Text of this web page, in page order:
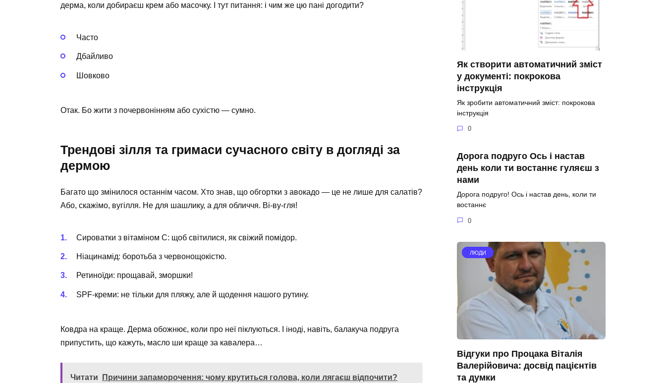
дерма, коли добираєш крем або масочку. І тут питання: і чим же цю пані догодити?
Часто
Дбайливо
Шовково
Отак. Бо жити з почервонінням або сухістю — сумно.
Трендові зілля та гримаси сучасного світу в догляді за
дермою
Багато що змінилося останнім часом. Хто знав, що обгортки з авокадо — це не лише для салатів?
Або, скажімо, вугілля. Не для шашлику, а для обличчя. Ві-ву-гля!
Сироватки з вітаміном C: щоб світилися, як свіжий помідор.
Ніацинамід: боротьба з червонощокістю.
Ретиноїди: прощавай, зморшки!
SPF-креми: не тільки для пляжу, але й щодення нашого рутину.
Ковдра на краще. Дерма обожнює, коли про неї піклуються. І іноді, навіть, балакуча подруга
припустить, що кажуть, масло ши краще за кавалера…
Читати Причини запаморочення: чому крутиться голова, коли лягаєш відпочити?
Як створити автоматичний зміст
у документі: покрокова
інструкція
Як зробити автоматичний зміст: покрокова
інструкція
0
Дорога подруго Ось і настав
день коли ти востаннє гуляєш з
нами
Дорога подруго! Ось і настав день, коли ти
востаннє
0
ЛЮДИ
Відгуки про Процака Віталія
Валерійовича: досвід пацієнтів
та думки